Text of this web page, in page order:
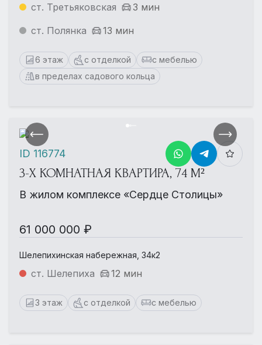
ст. Третьяковская
3 мин
ст. Полянка
13 мин
6 этаж с отделкой
с мебелью
в пределах садового кольца
3-Х КОМНАТНАЯ КВАРТИРА, 74 М²
В жилом комплексе «Сердце Столицы»
61 000 000 ₽
Шелепихинская набережная, 34к2
ст. Шелепиха 12 мин
3 этаж с отделкой с мебелью
ID 116774